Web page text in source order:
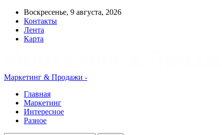
Воскресенье, 9 августа, 2026
Контакты
Лента
Карта
Маркетинг & Продажи -
Главная
Маркетинг
Интересное
Разное